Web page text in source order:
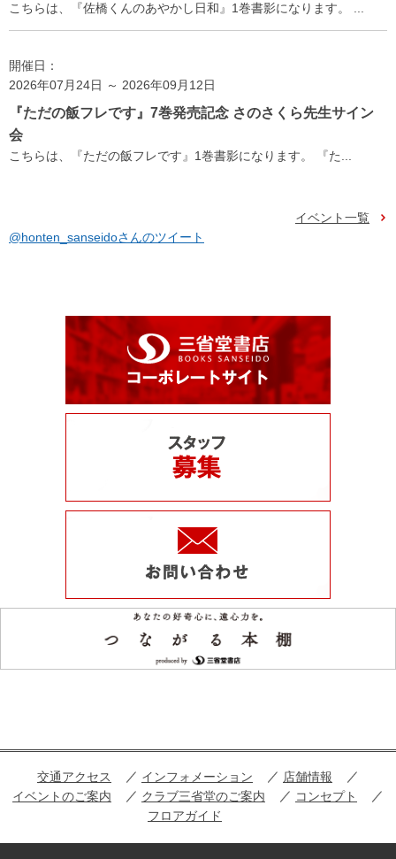
こちらは、『佐橋くんのあやかし日和』1巻書影になります。 ...
開催日：
2026年07月24日 ～ 2026年09月12日
『ただの飯フレです』7巻発売記念 さのさくら先生サイン
会
こちらは、『ただの飯フレです』1巻書影になります。 『た...
イベント一覧
@honten_sanseidoさんのツイート
交通アクセス インフォメーション
店舗情報
イベントのご案内
クラブ三省堂のご案内
コンセプト
フロアガイド